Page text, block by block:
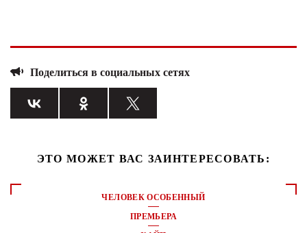
Поделиться в социальных сетях
ЭТО МОЖЕТ ВАС ЗАИНТЕРЕСОВАТЬ:
ЧЕЛОВЕК ОСОБЕННЫЙ
ПРЕМЬЕРА